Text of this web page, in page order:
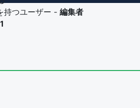
持つユーザー - 編集者
1
ーザー -
持つユーザー -